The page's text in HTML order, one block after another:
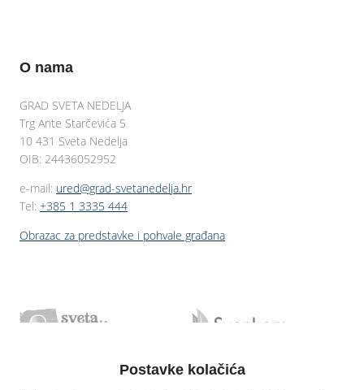
O nama
GRAD SVETA NEDELJA
Trg Ante Starčevića 5
10 431 Sveta Nedelja
OIB: 24436052952
e-mail: ured@grad-svetanedelja.hr
Tel: +385 1 3335 444
Obrazac za predstavke i pohvale građana
Postavke kolačića